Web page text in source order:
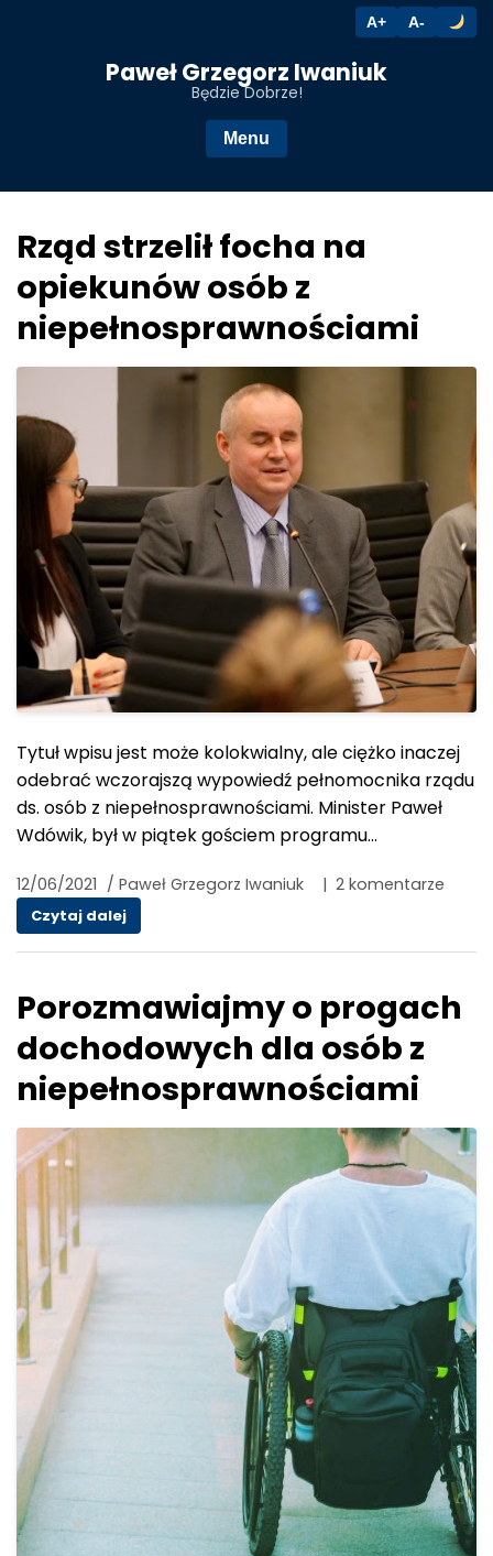
A+ A-
Paweł Grzegorz Iwaniuk
Będzie Dobrze!
Menu
Rząd strzelił focha na
opiekunów osób z
niepełnosprawnościami
Tytuł wpisu jest może kolokwialny, ale ciężko inaczej
odebrać wczorajszą wypowiedź pełnomocnika rządu
ds. osób z niepełnosprawnościami. Minister Paweł
Wdówik, był w piątek gościem programu…
12/06/2021 / Paweł Grzegorz Iwaniuk | 2 komentarze
Czytaj dalejRząd strzelił focha na opiekunów osób z
Porozmawiajmy o progach
dochodowych dla osób z
niepełnosprawnościami